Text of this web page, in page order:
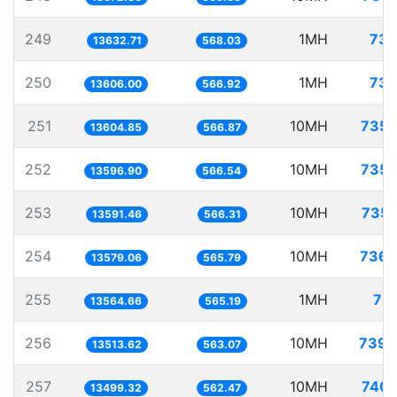
249 13632.71 568.03 1MH
250 13606.00 566.92 1MH
251 13604.85 566.87 10MH
252 13596.90 566.54 10MH
253 13591.46 566.31 10MH
254 13579.06 565.79 10MH
255 13564.66 565.19 1MH
256 13513.62 563.07 10MH
257 13499.32 562.47 10MH